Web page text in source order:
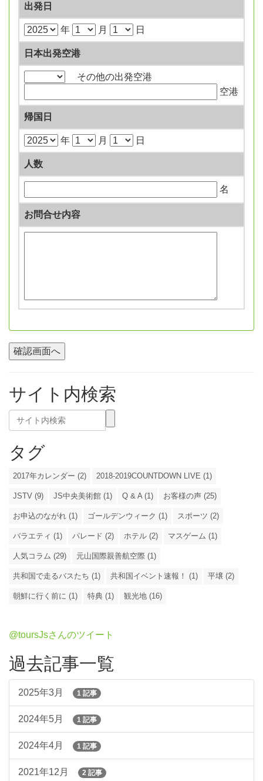
出発日
年 月 日
日本出発空港
その他の出発空港
空港
帰国日
年 月 日
人数
名
お問合せ内容
サイト内検索
タグ
2017年カレンダー (2) 2018-2019COUNTDOWN LIVE (1)
JSTV (9) JS中央美術館 (1) Q & A (1) お客様の声 (25)
お申込のながれ (1) ゴールデンウィーク (1) スポーツ (2)
バラエティ (1) パレード (2) ホテル (2) マスゲーム (1)
人気コラム (29) 元山国際親善航空際 (1)
共和国で走るバスたち (1) 共和国イベント速報！ (1) 平壌 (2)
朝鮮に行く前に (1) 特典 (1) 観光地 (16)
@toursJsさんのツイート
過去記事一覧
2025年3月 1 記事
2024年5月 1 記事
2024年4月 1 記事
2021年12月 2 記事